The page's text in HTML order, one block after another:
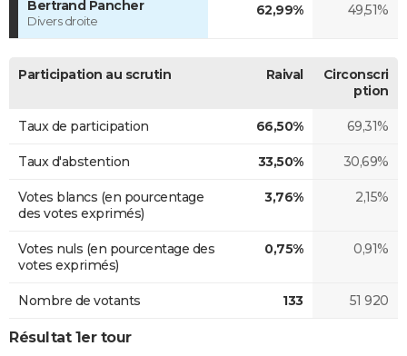
Bertrand Pancher
Divers droite
62,99% 49,51%
Participation au scrutin Raival
Circonscri
ption
Taux de participation 66,50% 69,31%
Taux d'abstention 33,50% 30,69%
Votes blancs (en pourcentage
des votes exprimés)
3,76% 2,15%
Votes nuls (en pourcentage des
votes exprimés)
0,75% 0,91%
Nombre de votants 133 51 920
Résultat 1er tour